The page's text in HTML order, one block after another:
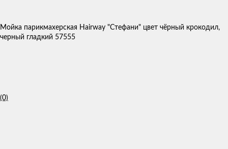
Мойка парикмахерская Hairway "Стефани" цвет чёрный крокодил,
черный гладкий 57555
(0)